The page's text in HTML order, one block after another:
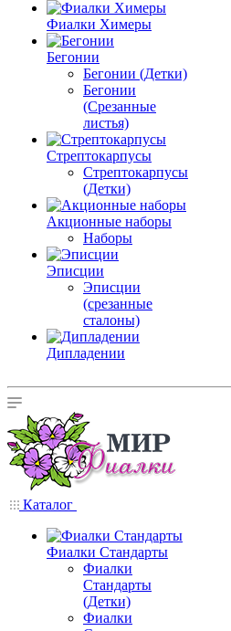
Фиалки Химеры
Бегонии
Бегонии (Детки)
Бегонии
(Срезанные
листья)
Стрептокарпусы
Стрептокарпусы
(Детки)
Акционные наборы
Наборы
Эписции
Эписции
(срезанные
сталоны)
Дипладении
Каталог
Фиалки Стандарты
Фиалки
Стандарты
(Детки)
Фиалки